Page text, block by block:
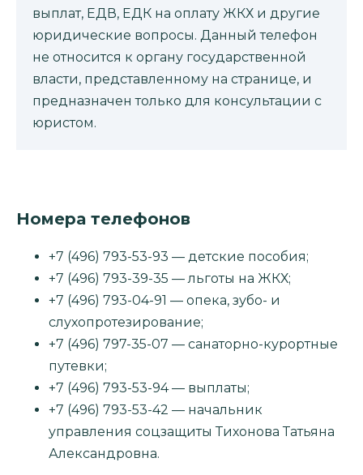
выплат, ЕДВ, ЕДК на оплату ЖКХ и другие
юридические вопросы. Данный телефон
не относится к органу государственной
власти, представленному на странице, и
предназначен только для консультации с
юристом.
Номера телефонов
+7 (496) 793-53-93 — детские пособия;
+7 (496) 793-39-35 — льготы на ЖКХ;
+7 (496) 793-04-91 — опека, зубо- и
слухопротезирование;
+7 (496) 797-35-07 — санаторно-курортные
путевки;
+7 (496) 793-53-94 — выплаты;
+7 (496) 793-53-42 — начальник
управления соцзащиты Тихонова Татьяна
Александровна.